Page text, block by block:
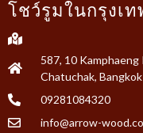
โชว์รูมในกรุงเท
587, 10
Chatuchak,
09281084320
info@arrow-